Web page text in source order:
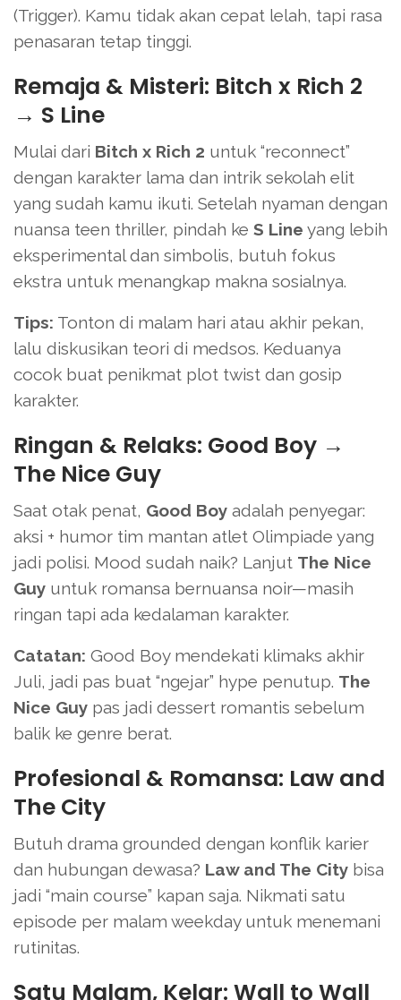
(Trigger). Kamu tidak akan cepat lelah, tapi rasa
penasaran tetap tinggi.
Remaja & Misteri: Bitch x Rich 2
→ S Line
Mulai dari Bitch x Rich 2 untuk “reconnect”
dengan karakter lama dan intrik sekolah elit
yang sudah kamu ikuti. Setelah nyaman dengan
nuansa teen thriller, pindah ke S Line yang lebih
eksperimental dan simbolis, butuh fokus
ekstra untuk menangkap makna sosialnya.
Tips: Tonton di malam hari atau akhir pekan,
lalu diskusikan teori di medsos. Keduanya
cocok buat penikmat plot twist dan gosip
karakter.
Ringan & Relaks: Good Boy →
The Nice Guy
Saat otak penat, Good Boy adalah penyegar:
aksi + humor tim mantan atlet Olimpiade yang
jadi polisi. Mood sudah naik? Lanjut The Nice
Guy untuk romansa bernuansa noir—masih
ringan tapi ada kedalaman karakter.
Catatan: Good Boy mendekati klimaks akhir
Juli, jadi pas buat “ngejar” hype penutup. The
Nice Guy pas jadi dessert romantis sebelum
balik ke genre berat.
Profesional & Romansa: Law and
The City
Butuh drama grounded dengan konflik karier
dan hubungan dewasa? Law and The City bisa
jadi “main course” kapan saja. Nikmati satu
episode per malam weekday untuk menemani
rutinitas.
Satu Malam, Kelar: Wall to Wall